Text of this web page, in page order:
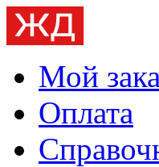
Мой
Оплата